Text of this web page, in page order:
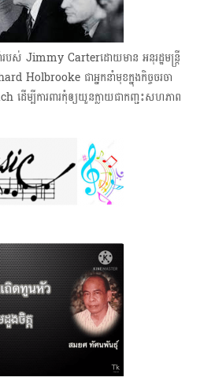
ាំរបស់ Jimmy Carter​ដោយមាន អនុរដ្ឋមន្ត្រី
Holbrooke ជាអ្នកនាំមុខក្នុងកិច្ចចរចា
ើម្បីការពារកុំឲ្យយួនក្លាយជាកញ្ជះសហភាព